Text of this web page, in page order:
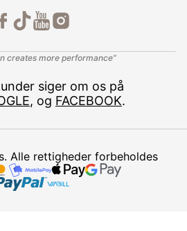
creates more performance”
siger om os på
, og FACEBOOK.
Alle rettigheder forbeholdes